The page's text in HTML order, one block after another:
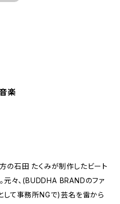
楽
の石田 たくみが制作したビート
元々、(BUDDHA BRANDのファ
して事務所NGで)芸名を雷から